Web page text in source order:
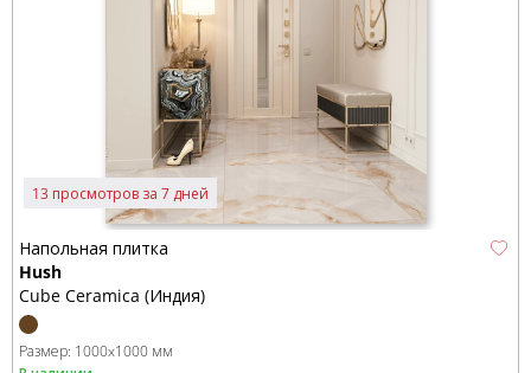
13 просмотров за 7 дней
Напольная плитка
Hush
Cube Ceramica (Индия)
Размер: 1000x1000 мм